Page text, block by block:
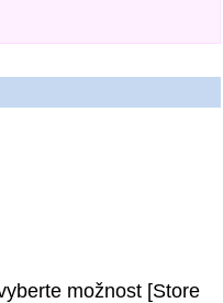
možnost [Store